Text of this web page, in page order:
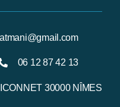
06 12 87 42 13
30000 NÎMES